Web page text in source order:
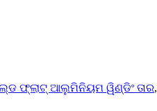
ଫ୍ଲାଟ୍ ଆଲୁମିନିୟମ ୱିଣ୍ଡିଂ ତାର,